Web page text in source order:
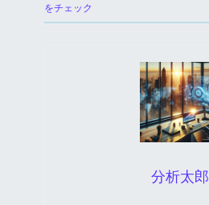
をチェック
分析太郎